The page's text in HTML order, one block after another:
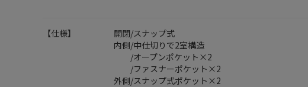
【仕様】
開閉/スナップ式
内側/中仕切りで2室構造
/オープンポケット×2
/ファスナーポケット×2
外側/スナップ式ポケット×2